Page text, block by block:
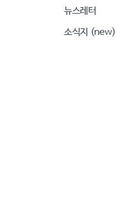
뉴스레터
소식지 (new)